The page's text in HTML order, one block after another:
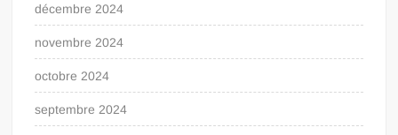
décembre 2024
novembre 2024
octobre 2024
septembre 2024